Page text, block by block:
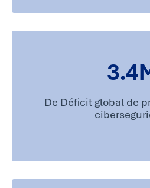
3.4
De Déficit global de